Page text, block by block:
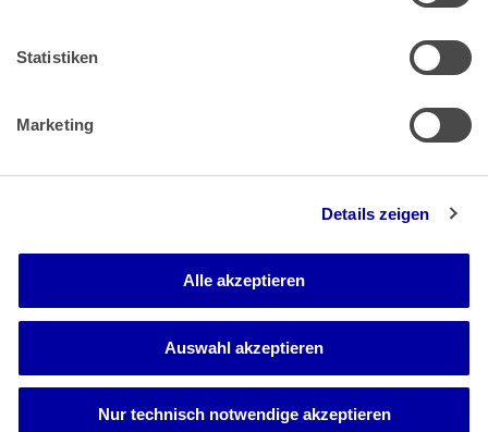
Statistiken
Marketing
Details zeigen
Alle akzeptieren
Auswahl akzeptieren
Nur technisch notwendige akzeptieren
Muster Widerrufsformular (PDF)
Barrierefreiheit